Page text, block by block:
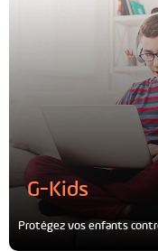
G-Kids
Protégez vos enfants